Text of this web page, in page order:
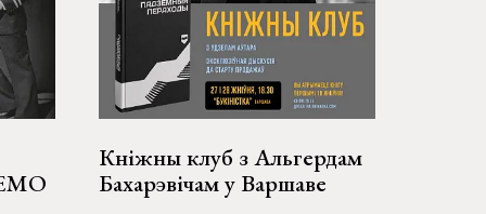
Кніжны клуб з Альгердам
Бахарэвічам у Варшаве